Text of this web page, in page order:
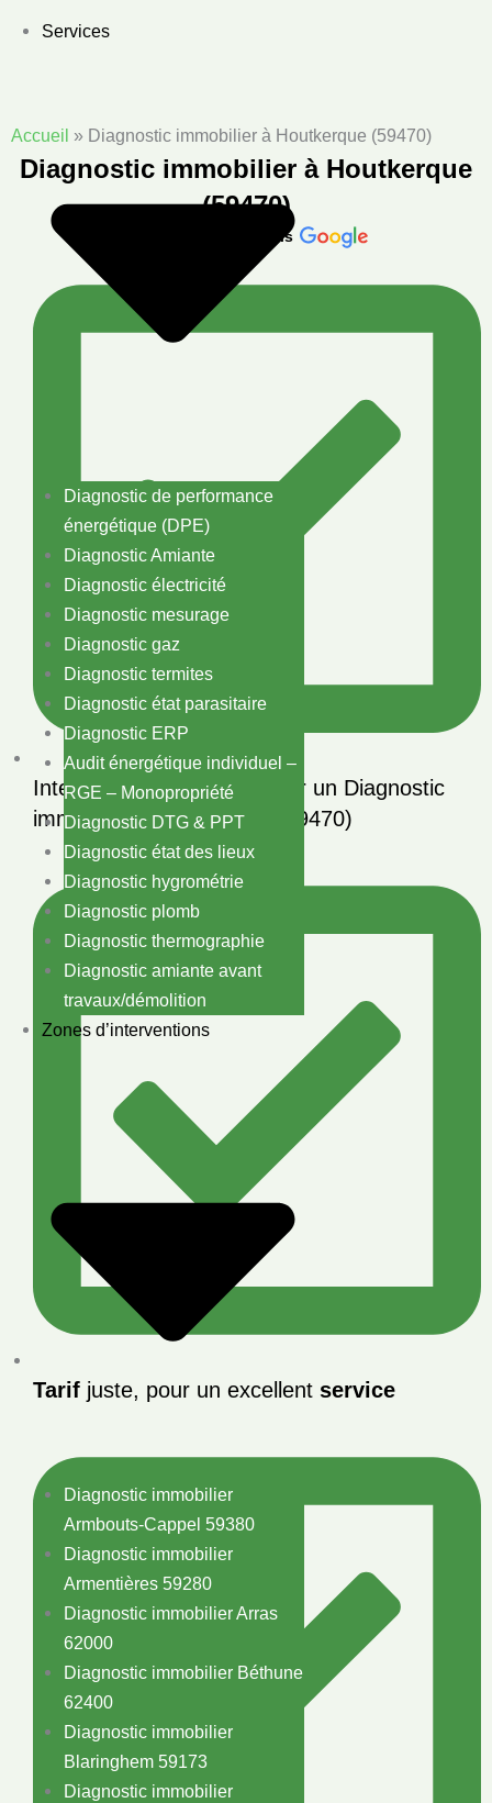
Services
Diagnostic de performance
énergétique (DPE)
Diagnostic Amiante
Diagnostic électricité
Diagnostic mesurage
Diagnostic gaz
Diagnostic termites
Diagnostic état parasitaire
Diagnostic ERP
Audit énergétique individuel –
RGE – Monopropriété
Diagnostic DTG & PPT
Diagnostic état des lieux
Diagnostic hygrométrie
Diagnostic plomb
Diagnostic thermographie
Diagnostic amiante avant
travaux/démolition
Zones d’interventions
Diagnostic immobilier
Armbouts-Cappel 59380
Diagnostic immobilier
Armentières 59280
Diagnostic immobilier Arras
62000
Diagnostic immobilier Béthune
62400
Diagnostic immobilier
Blaringhem 59173
Diagnostic immobilier
Accueil » Diagnostic immobilier à Houtkerque (59470)
Diagnostic immobilier à Houtkerque
(59470)
124 avis
Intervention immédiate pour un Diagnostic
immobilier à Houtkerque (59470)
Tarif juste, pour un excellent service